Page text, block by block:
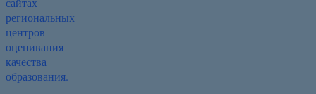
региональных
центров
оценивания
качества
образования.